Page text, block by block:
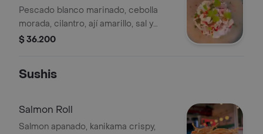
Natural 16 Oz
Pescado blanco marinado, cebolla
morada, cilantro, ají amarillo, sal y
pimienta. + Limonada natural de la
$ 36.200
Sushis
Salmon Roll
Salmon apanado, kanikama crispy,